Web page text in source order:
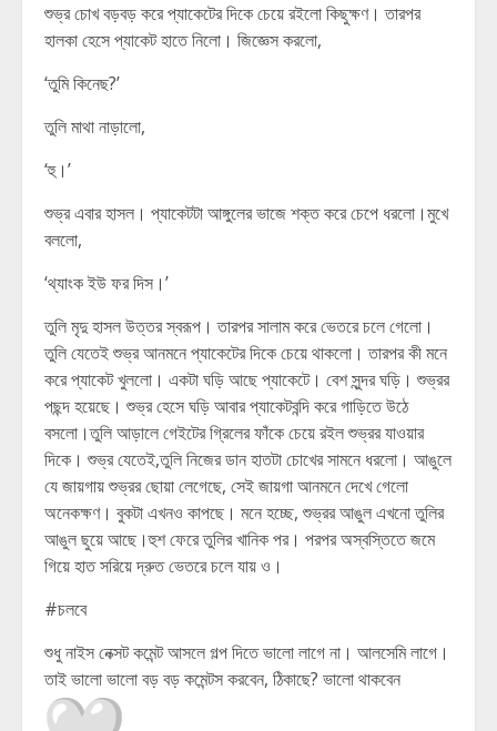
শুভ্র চোখ বড়বড় করে প্যাকেটের দিকে চেয়ে রইলো কিছুক্ষণ। তারপর
হালকা হেসে প্যাকেট হাতে নিলো। জিজ্ঞেস করলো,
‘তুমি কিনেছ?’
তুলি মাথা নাড়ালো,
‘হু।’
শুভ্র এবার হাসল। প্যাকেটটা আঙ্গুলের ভাজে শক্ত করে চেপে ধরলো।মুখে
বললো,
‘থ্যাংক ইউ ফর দিস।’
তুলি মৃদু হাসল উত্তর স্বরূপ। তারপর সালাম করে ভেতরে চলে গেলো।
তুলি যেতেই শুভ্র আনমনে প্যাকেটের দিকে চেয়ে থাকলো। তারপর কী মনে
করে প্যাকেট খুললো। একটা ঘড়ি আছে প্যাকেটে। বেশ সুন্দর ঘড়ি। শুভ্রর
পছন্দ হয়েছে। শুভ্র হেসে ঘড়ি আবার প্যাকেটবন্দি করে গাড়িতে উঠে
বসলো।তুলি আড়ালে গেইটের গ্রিলের ফাঁকে চেয়ে রইল শুভ্রর যাওয়ার
দিকে। শুভ্র যেতেই,তুলি নিজের ডান হাতটা চোখের সামনে ধরলো। আঙুলে
যে জায়গায় শুভ্রর ছোয়া লেগেছে, সেই জায়গা আনমনে দেখে গেলো
অনেকক্ষণ। বুকটা এখনও কাপছে। মনে হচ্ছে, শুভ্রর আঙুল এখনো তুলির
আঙুল ছুয়ে আছে।হুশ ফেরে তুলির খানিক পর। পরপর অস্বস্তিতে জমে
গিয়ে হাত সরিয়ে দ্রুত ভেতরে চলে যায় ও।
#চলবে
শুধু নাইস নেক্সট কমেন্ট আসলে গল্প দিতে ভালো লাগে না। আলসেমি লাগে।
তাই ভালো ভালো বড় বড় কমেন্টস করবেন, ঠিকাছে? ভালো থাকবেন